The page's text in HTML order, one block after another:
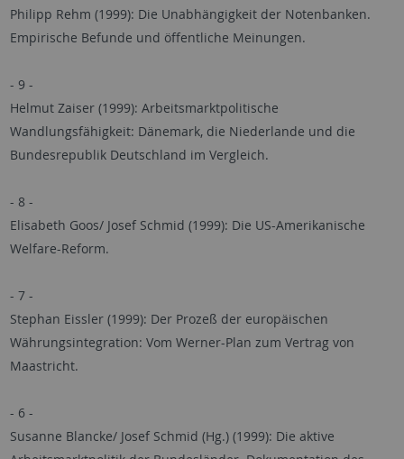
Philipp Rehm (1999): Die Unabhängigkeit der Notenbanken.
Empirische Befunde und öffentliche Meinungen.
- 9 -
Helmut Zaiser (1999): Arbeitsmarktpolitische
Wandlungsfähigkeit: Dänemark, die Niederlande und die
Bundesrepublik Deutschland im Vergleich.
- 8 -
Elisabeth Goos/ Josef Schmid (1999): Die US-Amerikanische
Welfare-Reform.
- 7 -
Stephan Eissler (1999): Der Prozeß der europäischen
Währungsintegration: Vom Werner-Plan zum Vertrag von
Maastricht.
- 6 -
Susanne Blancke/ Josef Schmid (Hg.) (1999): Die aktive